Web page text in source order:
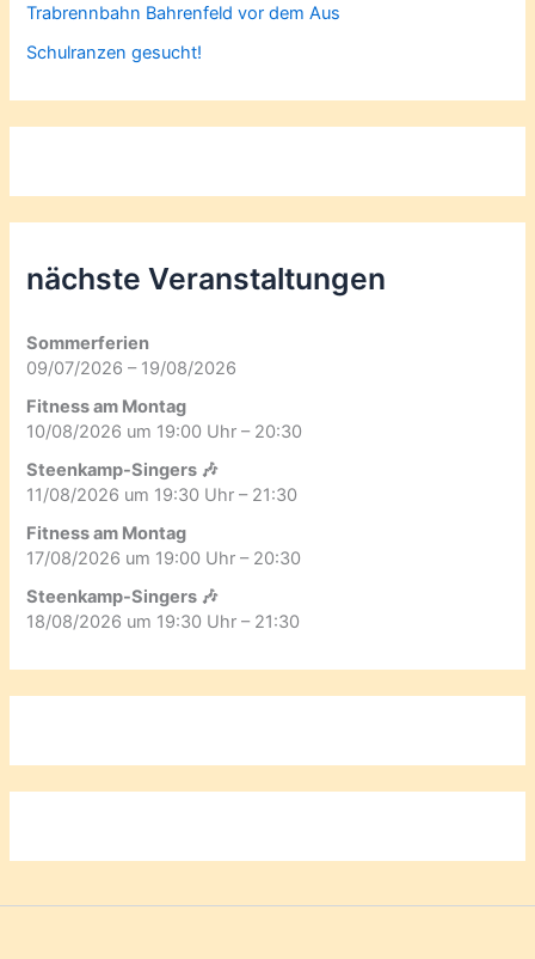
Trabrennbahn Bahrenfeld vor dem Aus
Schulranzen gesucht!
nächste Veranstaltungen
Sommerferien
09/07/2026 – 19/08/2026
Fitness am Montag
10/08/2026 um 19:00 Uhr – 20:30
Steenkamp-Singers 🎶
11/08/2026 um 19:30 Uhr – 21:30
Fitness am Montag
17/08/2026 um 19:00 Uhr – 20:30
Steenkamp-Singers 🎶
18/08/2026 um 19:30 Uhr – 21:30